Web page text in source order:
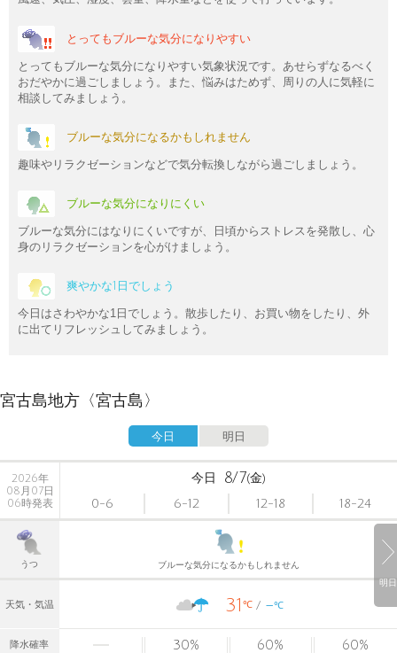
とってもブルーな気分になりやすい
とってもブルーな気分になりやすい気象状況です。あせらずなるべく
おだやかに過ごしましょう。また、悩みはためず、周りの人に気軽に
相談してみましょう。
ブルーな気分になるかもしれません
趣味やリラクゼーションなどで気分転換しながら過ごしましょう。
ブルーな気分になりにくい
ブルーな気分にはなりにくいですが、日頃からストレスを発散し、心
身のリラクゼーションを心がけましょう。
爽やかな1日でしょう
今日はさわやかな1日でしょう。散歩したり、お買い物をしたり、外
に出てリフレッシュしてみましょう。
宮古島地方〈宮古島〉
今日 明日
明日
2026年
08月07日
06時発表
今日 8/7(金)
0-6
6-12 12-18 18-24
うつ ブルーな気分になるかもしれません
天気・気温 31 ℃ -℃
降水確率 30% 60% 60%